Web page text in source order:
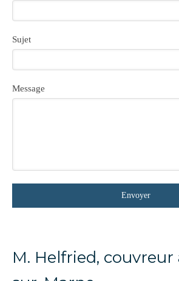
Sujet
Message
Envoyer
M. Helfried,